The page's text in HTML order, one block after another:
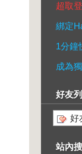
超取
綁定
1分鐘
成為
好友
好
站內